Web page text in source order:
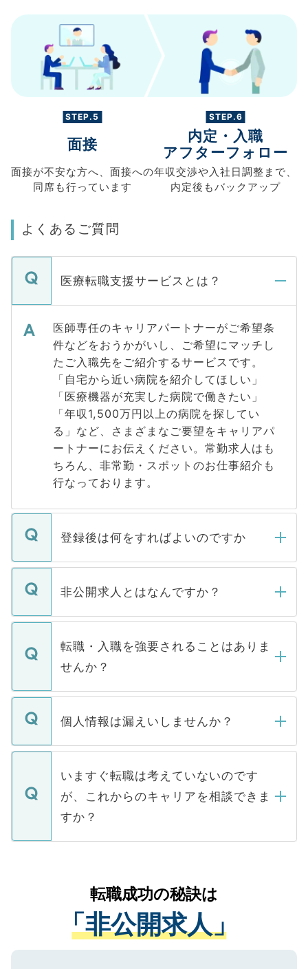
STEP.5
面接
面接が不安な方へ、 面接への
同席も行っています
STEP.6
内定・入職
アフターフォロー
年収交渉や入社日調整まで、
内定後もバックアップ
よくあるご質問
医療転職支援サービスとは？
医師専任のキャリアパートナーがご希望条
件などをおうかがいし、ご希望にマッチし
たご入職先をご紹介するサービスです。
「自宅から近い病院を紹介してほしい」
「医療機器が充実した病院で働きたい」
「年収1,500万円以上の病院を探してい
る」など、さまざまなご要望をキャリアパ
ートナーにお伝えください。常勤求人はも
ちろん、非常勤・スポットのお仕事紹介も
行なっております。
登録後は何をすればよいのですか
ご登録いただきましたら、弊社担当者がご
登録内容を確認し、その後メールもしくは
ます。通常、5営業日以内にはご連絡をせて
いただきますので、しばらくお待ちくださ
非公開求人とはなんですか？
マイナビDOCTORで取り扱っている求人の
うち約3割は、Webサイトからご覧いただ
けない「非公開求人」です。非公開求人は
下記の理由によって、一般には公開してい
ません。
■応募殺到を避けるため 人気のある医療機
関を公にしてしまうと、応募が殺到する場
に、医療機関が求める条件に合った人材の
みを人材紹介会社に依頼するケースが増え
ています。
転職・入職を強要されることはありま
せんか？
転職・入職を強要することは一切ありませ
ん。また、仮に応募先から内定をいただい
定を承諾する必要はありません。内定先へ
の辞退の連絡はキャリアパートナーが行い
個人情報は漏えいしませんか？
個人情報が漏えいすることはありませんの
で、ご安心ください。当サイトからの登録
などで収集したご登録者様の個人情報は、
ご本人のキャリアアップおよび転職活動の
支援を目的に使用いたします。お預かりし
ているすべての個人データはご本人の許可
は、個人情報の取り扱いについての厳密な
管理基準を満たした事業者のみに付与され
る、プライバシーマークを取得済みです。
いますぐ転職は考えていないのです
が、これからのキャリアを相談できま
すか？
かがいして、現在の医療機関の状況や紹介
経験をまじえながら、適切なアドバイスを
させていただきます。すぐにご転職をされ
ない方には、長期的なサポートが可能です
ので、まずはご登録ください。
転職成功の秘訣は
「非公開求人」